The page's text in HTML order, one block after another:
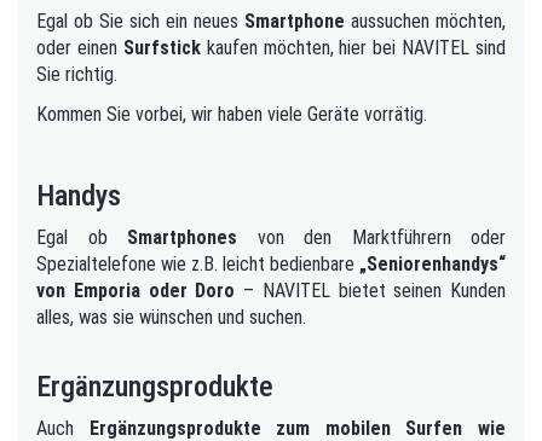
Egal ob Sie sich ein neues Smartphone aussuchen möchten,
oder einen Surfstickkaufen möchten, hier bei NAVITEL sind
Sie richtig.
Kommen Sie vorbei, wir haben viele Geräte vorrätig.
Handys
Egal ob Smartphones von den Marktführern oder
Spezialtelefone wie z.B. leicht bedienbare „Seniorenhandys“
von Emporia oder Doro – NAVITEL bietet seinen Kunden
alles, was sie wünschen und suchen.
Ergänzungsprodukte
Auch Ergänzungsprodukte zum mobilen Surfen wie